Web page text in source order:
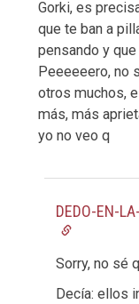
Gorki, es
que te ban a
pensando y
Peeeeeero, no
otros muchos,
más, más
yo no veo q
DEDO-EN-
Sorry, no sé
Decía: ellos